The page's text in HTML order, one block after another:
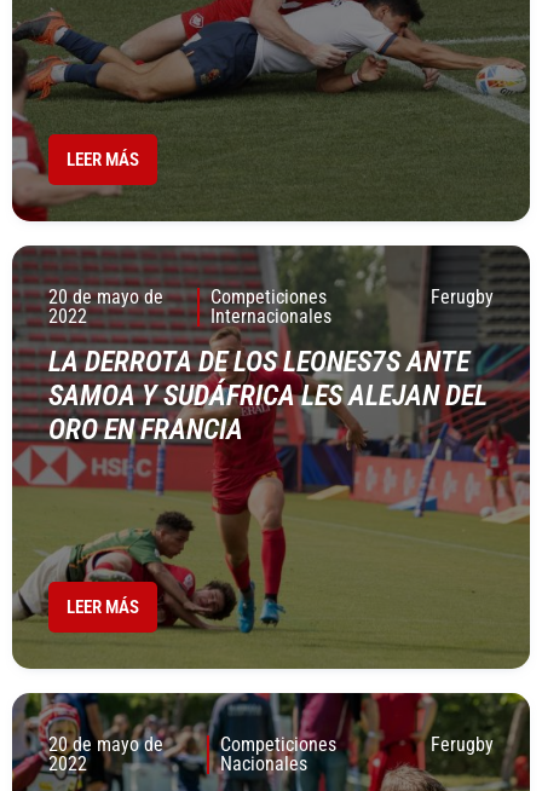
LEER MÁS
20 de mayo de
2022
Competiciones
Internacionales
Ferugby
LA DERROTA DE LOS LEONES7S ANTE
SAMOA Y SUDÁFRICA LES ALEJAN DEL
ORO EN FRANCIA
LEER MÁS
20 de mayo de
2022
Competiciones
Nacionales
Ferugby